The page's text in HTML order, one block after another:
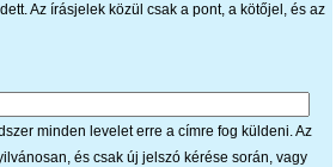
Az írásjelek közül csak a pont, a kötőjel, és az
minden levelet erre a címre fog küldeni. Az
és csak új jelszó kérése során, vagy